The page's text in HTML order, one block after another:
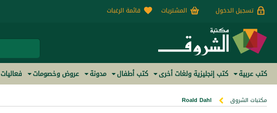
تسجيل الدخول المشتريات قائمة الرغبات
كتب عربية كتب إنجليزية ولغات أخرى كتب أطفال مدونة عروض وخصومات فعاليات
مكتبات الشروق Roald Dahl